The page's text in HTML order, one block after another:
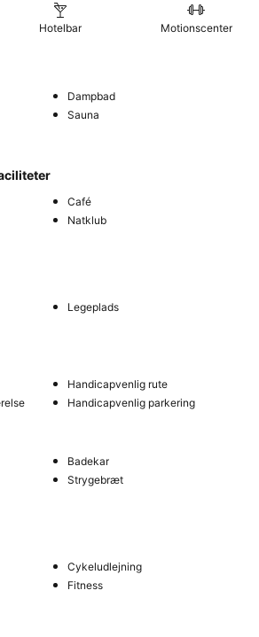
Hotelbar Motionscenter
Dampbad
Sauna
Café
Natklub
Legeplads
Handicapvenlig rute
Handicapvenlig parkering
Badekar
Strygebræt
Cykeludlejning
Fitness